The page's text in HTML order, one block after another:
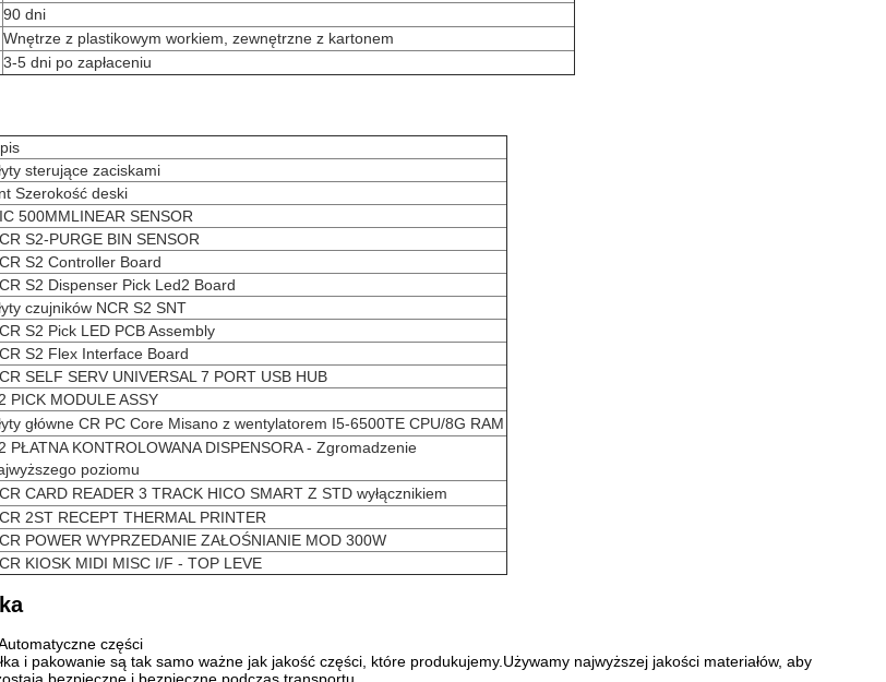
90 dni
Wnętrze z plastikowym workiem, zewnętrzne z kartonem
3-5 dni po zapłaceniu
sterujące zaciskami
Szerokość deski
500MMLINEAR SENSOR
S2-PURGE BIN SENSOR
S2 Controller Board
S2 Dispenser Pick Led2 Board
czujników NCR S2 SNT
S2 Pick LED PCB Assembly
S2 Flex Interface Board
SELF SERV UNIVERSAL 7 PORT USB HUB
PICK MODULE ASSY
główne CR PC Core Misano z wentylatorem I5-6500TE CPU/8G RAM
PŁATNA KONTROLOWANA DISPENSORA - Zgromadzenie
poziomu
CARD READER 3 TRACK HICO SMART Z STD wyłącznikiem
2ST RECEPT THERMAL PRINTER
POWER WYPRZEDANIE ZAŁOŚNIANIE MOD 300W
KIOSK MIDI MISC I/F - TOP LEVE
części
i pakowanie są tak samo ważne jak jakość części, które produkujemy.Używamy najwyższej jakości materiałów, aby